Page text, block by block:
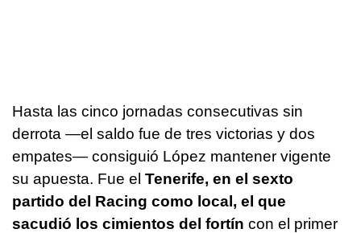
Hasta las cinco jornadas consecutivas sin
derrota —el saldo fue de tres victorias y dos
empates— consiguió López mantener vigente
su apuesta. Fue el Tenerife, en el sexto
partido del Racing como local, el que
sacudió los cimientos del fortín con el primer